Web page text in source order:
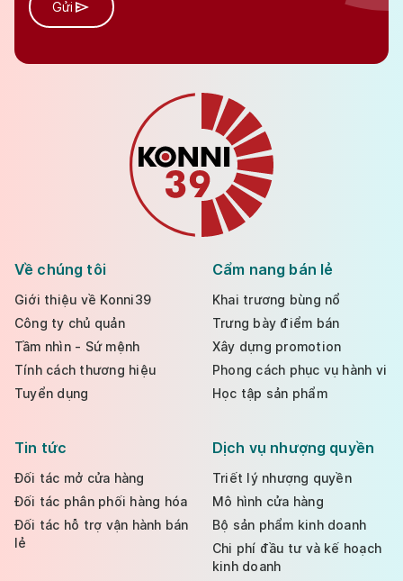
Gửi
Về chúng tôi
Giới thiệu về Konni39
Công ty chủ quản
Tầm nhìn - Sứ mệnh
Tính cách thương hiệu
Tuyển dụng
Cẩm nang bán lẻ
Khai trương bùng nổ
Trưng bày điểm bán
Xây dựng promotion
Phong cách phục vụ hành vi
Học tập sản phẩm
Tin tức
Đối tác mở cửa hàng
Đối tác phân phối hàng hóa
Đối tác hỗ trợ vận hành bán
lẻ
Dịch vụ nhượng quyền
Triết lý nhượng quyền
Mô hình cửa hàng
Bộ sản phẩm kinh doanh
Chi phí đầu tư và kế hoạch
kinh doanh